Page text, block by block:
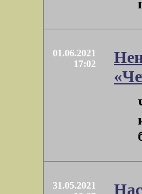
01.06.2021
17:02
31.05.2021